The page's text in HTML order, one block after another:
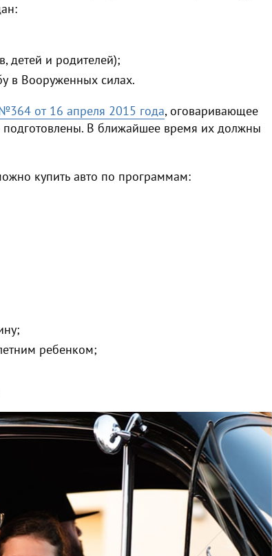
детей и родителей);
в Вооруженных силах.
от 16 апреля 2015 года, оговаривающее
подготовлены. В ближайшее время их должны
купить авто по программам:
ребенком;